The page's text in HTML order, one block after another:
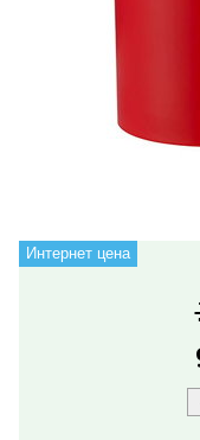
Интернет цена